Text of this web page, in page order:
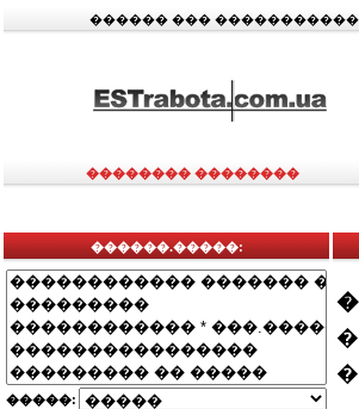
������ ��� �����������
�������� ��������
������.�����:
�����: